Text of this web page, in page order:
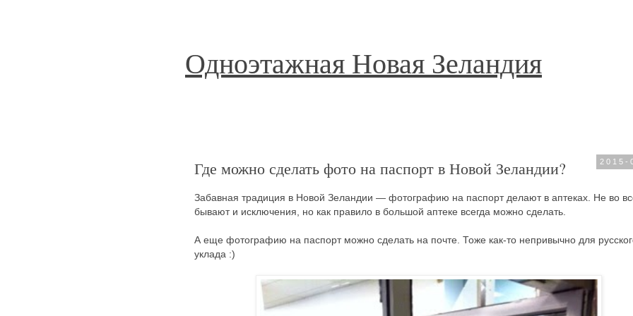
Одноэтажная Новая Зеландия
2015-
Где можно сделать фото на паспорт в Новой Зеландии?
Забавная традиция в Новой Зеландии — фотографию на паспорт делают в аптеках. Не во
бывают и исключения, но как правило в большой аптеке всегда можно сделать.
А еще фотографию на паспорт можно сделать на почте. Тоже как-то непривычно для
уклада :)